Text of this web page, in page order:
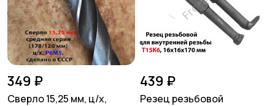
349 ₽
Сверло 15,25 мм, ц/х,
439 ₽
Резец резьбовой